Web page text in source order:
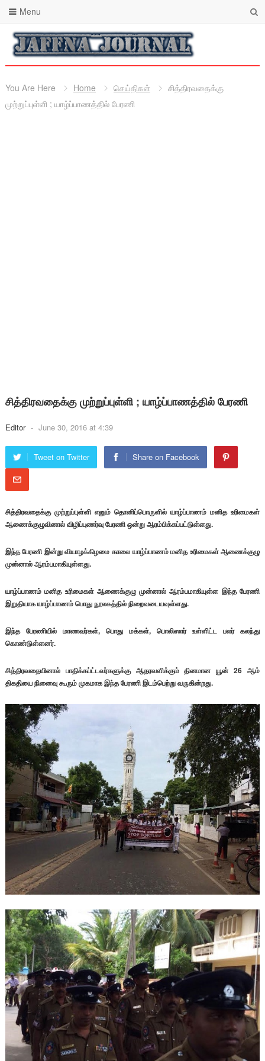
Menu
You Are Here Home செய்திகள்
சித்திரவதைக்கு
முற்றுப்புள்ளி ; யாழ்ப்பாணத்தில் பேரணி
சித்திரவதைக்கு முற்றுப்புள்ளி ; யாழ்ப்பாணத்தில் பேரணி
Editor - June 30, 2016 at 4:39
Tweet on Twitter Share on Facebook
சித்திரவதைக்கு முற்றுப்புள்ளி எனும் தொனிப்பொருளில் யாழ்ப்பாணம் மனித உரிமைகள்
ஆணைக்குழுவினால் விழிப்புணர்வு பேரணி ஒன்று ஆரம்பிக்கப்பட்டுள்ளது.
இந்த பேரணி இன்று வியாழக்கிழமை காலை யாழ்ப்பாணம் மனித உரிமைகள் ஆணைக்குழு
முன்னால் ஆரம்பமாகியுள்ளது.
யாழ்ப்பாணம் மனித உரிமைகள் ஆணைக்குழு முன்னால் ஆரம்பமாகியுள்ள இந்த பேரணி
இறுதியாக யாழ்ப்பாணம் பொது நூலகத்தில் நிறைவடையவுள்ளது.
இந்த பேரணியில் மாணவர்கள், பொது மக்கள், பொலிஸார் உள்ளிட்ட பலர் கலந்து
கொண்டுள்ளனர்.
சித்திரவதையினால் பாதிக்கப்ட்டவர்களுக்கு ஆதரவளிக்கும் தினமான யூன் 26 ஆம்
திகதியை நினைவு கூரும் முகமாக இந்த பேரணி இடம்பெற்று வருகின்றது.